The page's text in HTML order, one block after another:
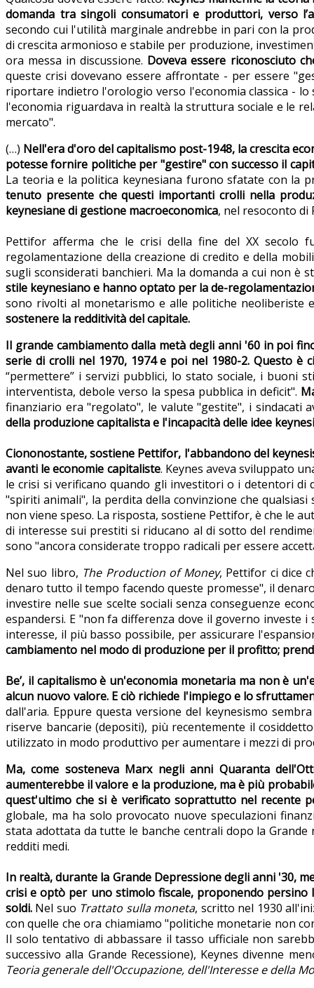
domanda tra singoli consumatori e produttori, verso
secondo cui l'utilità marginale andrebbe in pari con la
di crescita armonioso e stabile per produzione,
ora messa in discussione. Doveva essere riconosciuto
queste crisi dovevano essere affrontate - per essere
riportare indietro l'orologio verso l'economia classica -
l'economia riguardava in realtà la struttura sociale e le
mercato".
(…) Nell'era d'oro del capitalismo post-1948, la crescita
potesse fornire politiche per "gestire" con successo il
La teoria e la politica keynesiana furono sfatate con la
tenuto presente che questi importanti crolli nella
keynesiane di gestione macroeconomica, nel resoconto di
Pettifor afferma che le crisi della fine del XX secolo
regolamentazione della creazione di credito e della
sugli sconsiderati banchieri. Ma la domanda a cui non è
stile keynesiano e hanno optato per la de-
sono rivolti al monetarismo e alle politiche neoliberiste
sostenere la redditività del capitale.
Il grande cambiamento dalla metà degli anni '60 in poi
serie di crolli nel 1970, 1974 e poi nel 1980-2. Questo
“permettere” i servizi pubblici, lo stato sociale, i buoni
interventista, debole verso la spesa pubblica in deficit".
finanziario era "regolato", le valute "gestite", i sindacati
della produzione capitalista e l'incapacità delle idee
Ciononostante, sostiene Pettifor, l'abbandono del
avanti le economie capitaliste. Keynes aveva sviluppato
le crisi si verificano quando gli investitori o i detentori di
"spiriti animali", la perdita della convinzione che
non viene speso. La risposta, sostiene Pettifor, è che le
di interesse sui prestiti si riducano al di sotto del
sono "ancora considerate troppo radicali per essere
Nel suo libro, The Production of Money, Pettifor ci dice
denaro tutto il tempo facendo queste promesse", il
investire nelle sue scelte sociali senza conseguenze
espandersi. E "non fa differenza dove il governo investe
interesse, il più basso possibile, per assicurare
cambiamento nel modo di produzione per il profitto;
Be’, il capitalismo è un'economia monetaria ma non è
alcun nuovo valore. E ciò richiede l'impiego e lo
dall'aria. Eppure questa versione del keynesismo
riserve bancarie (depositi), più recentemente il
utilizzato in modo produttivo per aumentare i mezzi di
Ma, come sosteneva Marx negli anni Quaranta
aumenterebbe il valore e la produzione, ma è più
quest'ultimo che si è verificato soprattutto nel recente
globale, ma ha solo provocato nuove speculazioni
stata adottata da tutte le banche centrali dopo la
redditi medi.
In realtà, durante la Grande Depressione degli anni '30,
crisi e optò per uno stimolo fiscale, proponendo
soldi. Nel suo Trattato sulla moneta, scritto nel 1930
con quelle che ora chiamiamo "politiche monetarie non
Il solo tentativo di abbassare il tasso ufficiale non
successivo alla Grande Recessione), Keynes divenne
Teoria generale dell'Occupazione, dell'Interesse e della